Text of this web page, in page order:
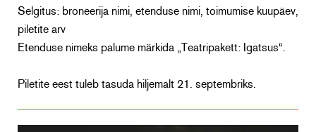
Selgitus: broneerija nimi, etenduse nimi, toimumise kuupäev,
piletite arv
Etenduse nimeks palume märkida „Teatripakett: Igatsus“.
Piletite eest tuleb tasuda hiljemalt 21. septembriks.